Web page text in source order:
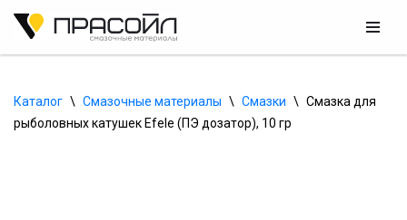
содержимому
Каталог \ Смазочные материалы \ Смазки \ Смазка для
рыболовных катушек Efele (ПЭ дозатор), 10 гр